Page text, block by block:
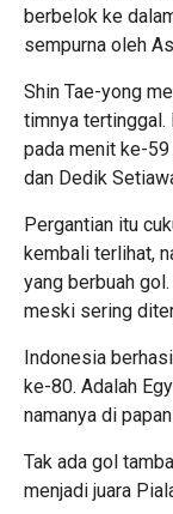
berbelok ke
sempurna oleh
Shin Tae-yong
timnya tertinggal.
pada menit ke-59
dan Dedik
Pergantian itu
kembali terlihat,
yang berbuah
meski sering
Indonesia
ke-80. Adalah
namanya di
Tak ada gol
menjadi juara